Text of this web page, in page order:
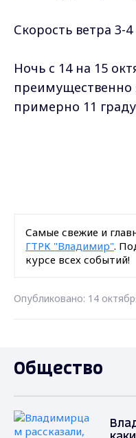
Скорость ветра 3-
Ночь с 14 на 15
преимущественно
примерно 11
Самые свежие и
ГТРК "Владимир".
курсе всех событий!
Опубликовано: 14
Общество